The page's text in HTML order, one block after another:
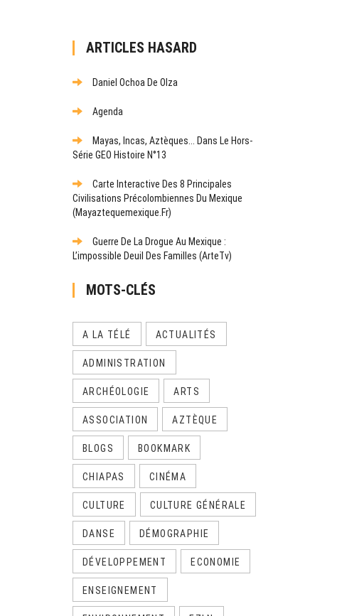
ARTICLES HASARD
Daniel Ochoa De Olza
Agenda
Mayas, Incas, Aztèques... Dans Le Hors-
Série GEO Histoire N°13
Carte Interactive Des 8 Principales
Civilisations Précolombiennes Du Mexique
(mayaztequemexique.fr)
Guerre De La Drogue Au Mexique :
L’impossible Deuil Des Familles (ArteTv)
MOTS-CLÉS
A LA TÉLÉ ACTUALITÉS
ADMINISTRATION
ARCHÉOLOGIE ARTS
ASSOCIATION AZTÈQUE
BLOGS BOOKMARK
CHIAPAS CINÉMA
CULTURE CULTURE GÉNÉRALE
DANSE DÉMOGRAPHIE
DÉVELOPPEMENT ECONOMIE
ENSEIGNEMENT